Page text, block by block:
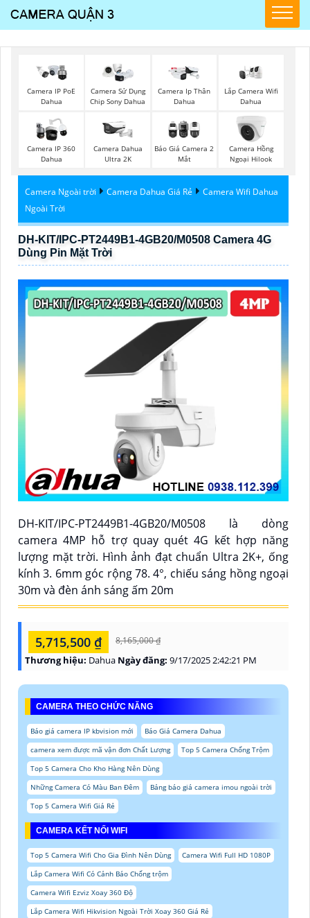
Camera IP PoE
Dahua
Camera Sử Dụng
Chip Sony Dahua
Camera Ip Thân
Dahua
Lắp Camera Wifi
Dahua
Camera IP 360
Dahua
Camera Dahua
Ultra 2K
Báo Giá Camera 2
Mắt
Camera Hồng
Ngoại Hilook
Camera Ngoài trời Camera Dahua Giá Rẻ
Camera Wifi Dahua
Ngoài Trời
DH-KIT/IPC-PT2449B1-4GB20/M0508 Camera 4G
Dùng Pin Mặt Trời
DH-KIT/IPC-PT2449B1-4GB20/M0508 là dòng
camera 4MP hỗ trợ quay quét 4G kết hợp năng
lượng mặt trời. Hình ảnh đạt chuẩn Ultra 2K+, ống
kính 3. 6mm góc rộng 78. 4°, chiếu sáng hồng ngoại
30m và đèn ánh sáng ấm 20m
5,715,500 ₫ 8,165,000 ₫
Thương hiệu: Dahua Ngày đăng: 9/17/2025 2:42:21 PM
CAMERA THEO CHỨC NĂNG
Báo giá camera IP kbvision mới
Báo Giá Camera Dahua
camera xem được mã vận đơn Chất Lượng
Top 5 Camera Chống Trộm
Top 5 Camera Cho Kho Hàng Nên Dùng
Những Camera Có Màu Ban Đêm
Bảng báo giá camera imou ngoài trời
Top 5 Camera Wifi Giá Rẻ
CAMERA KẾT NỐI WIFI
Top 5 Camera Wifi Cho Gia Đình Nên Dùng
Camera Wifi Full HD 1080P
Lắp Camera Wifi Có Cảnh Báo Chống trộm
Camera Wifi Ezviz Xoay 360 Độ
Lắp Camera Wifi Hikvision Ngoài Trời Xoay 360 Giá Rẻ